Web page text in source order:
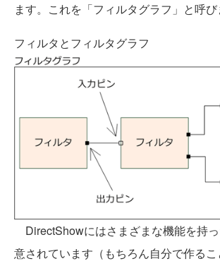
ます。これを「フィルタグラフ」と呼び
フィルタとフィルタグラフ
DirectShowにはさまざまな機能を持
意されています（もちろん自分で作るこ